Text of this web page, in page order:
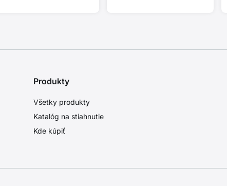
Produkty
Všetky produkty
Katalóg na stiahnutie
Kde kúpiť